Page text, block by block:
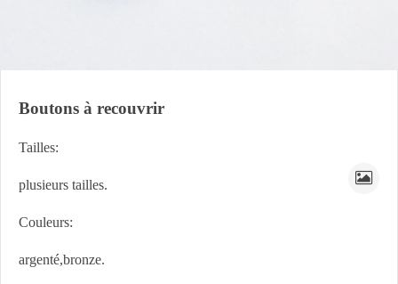
Boutons à recouvrir
Tailles:
plusieurs tailles.
Couleurs:
argenté,bronze.